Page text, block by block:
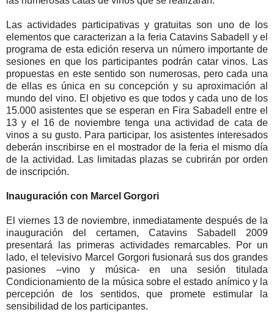
Las actividades participativas y gratuitas son uno de los
elementos que caracterizan a la feria Catavins Sabadell y el
programa de esta edición reserva un número importante de
sesiones en que los participantes podrán catar vinos. Las
propuestas en este sentido son numerosas, pero cada una
de ellas es única en su concepción y su aproximación al
mundo del vino. El objetivo es que todos y cada uno de los
15.000 asistentes que se esperan en Fira Sabadell entre el
13 y el 16 de noviembre tenga una actividad de cata de
vinos a su gusto. Para participar, los asistentes interesados
deberán inscribirse en el mostrador de la feria el mismo día
de la actividad. Las limitadas plazas se cubrirán por orden
de inscripción.
Inauguración con Marcel Gorgori
El viernes 13 de noviembre, inmediatamente después de la
inauguración del certamen, Catavins Sabadell 2009
presentará las primeras actividades remarcables. Por un
lado, el televisivo Marcel Gorgori fusionará sus dos grandes
pasiones –vino y música- en una sesión titulada
Condicionamiento de la música sobre el estado anímico y la
percepción de los sentidos, que promete estimular la
sensibilidad de los participantes.